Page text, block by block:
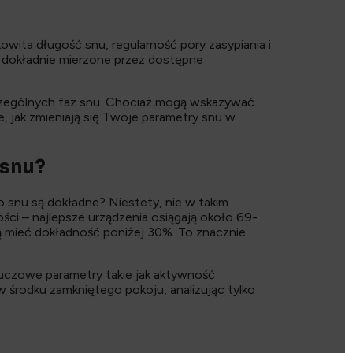
długość snu, regularność pory zasypiania i
mierzone przez dostępne
faz snu. Chociaż mogą wskazywać
zmieniają się Twoje parametry snu w
są dokładne? Niestety, nie w takim
– najlepsze urządzenia osiągają około 69-
dokładność poniżej 30%. To znacznie
parametry takie jak aktywność
środku zamkniętego pokoju, analizując tylko